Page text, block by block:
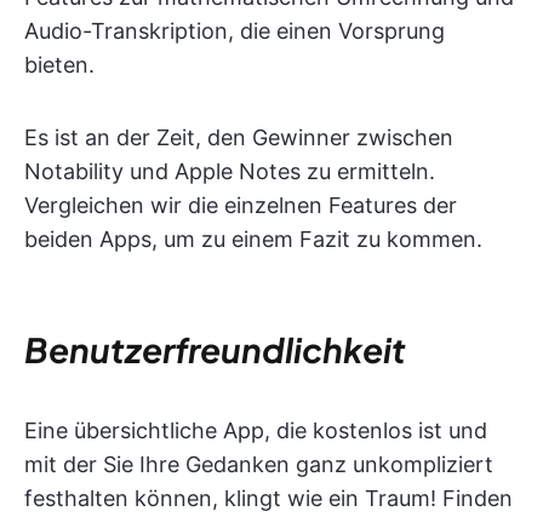
Audio-Transkription, die einen Vorsprung
bieten.
Es ist an der Zeit, den Gewinner zwischen
Notability und Apple Notes zu ermitteln.
Vergleichen wir die einzelnen Features der
beiden Apps, um zu einem Fazit zu kommen.
Benutzerfreundlichkeit
Eine übersichtliche App, die kostenlos ist und
mit der Sie Ihre Gedanken ganz unkompliziert
festhalten können, klingt wie ein Traum! Finden